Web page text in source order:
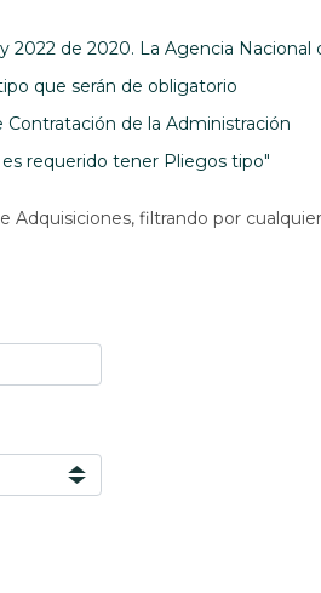
2022 de 2020. La Agencia Nacional
que serán de obligatorio
de la Administración
requerido tener Pliegos tipo"
Adquisiciones, filtrando por